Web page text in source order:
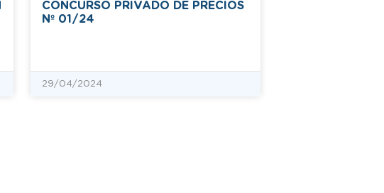
CONCURSO PRIVADO DE PRECIOS
Nº 01/24
29/04/2024